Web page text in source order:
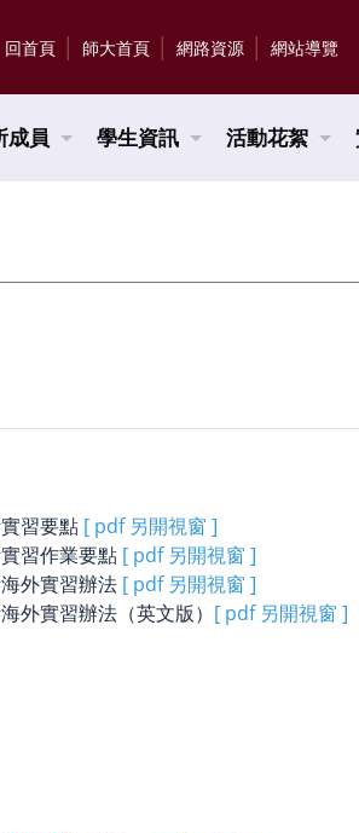
回首頁 師大首頁 網路資源 網站導覽
成員 學生資訊 活動花絮
習要點 [ pdf 另開視窗 ]
習作業要點 [ pdf 另開視窗 ]
外實習辦法 [ pdf 另開視窗 ]
外實習辦法（英文版） [ pdf 另開視窗 ]